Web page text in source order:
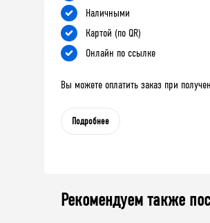
Наличными
Картой (по QR)
Онлайн по ссылке
Вы можете оплатить заказ при
Подробнее
Рекомендуем также